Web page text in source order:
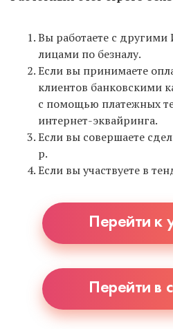
Вы работаете с
лицами по безналу.
Если вы принимаете
клиентов банковскими
с помощью платежных
интернет-эквайринга.
Если вы совершаете
р.
Если вы участвуете в
Перейти к
Перейти в